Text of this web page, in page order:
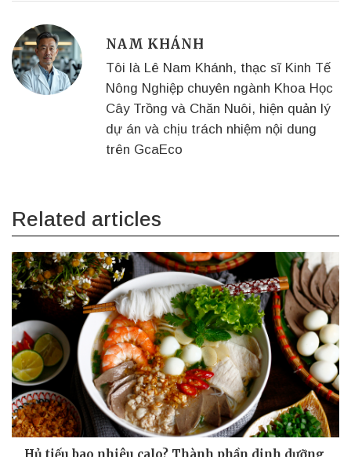
NAM KHÁNH
Tôi là Lê Nam Khánh, thạc sĩ Kinh Tế
Nông Nghiệp chuyên ngành Khoa Học
Cây Trồng và Chăn Nuôi, hiện quản lý
dự án và chịu trách nhiệm nội dung
trên GcaEco
Related articles